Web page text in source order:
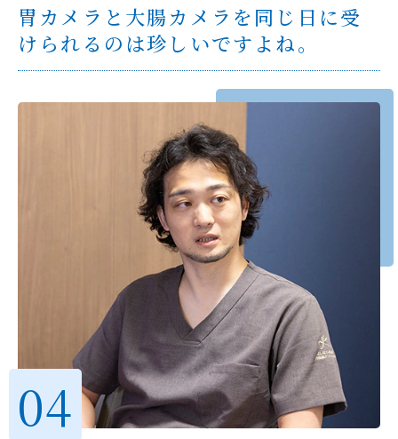
胃カメラと大腸カメラを同じ日に受
けられるのは珍しいですよね。